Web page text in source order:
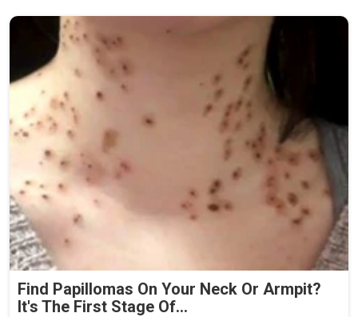
Find Papillomas On Your Neck Or Armpit?
It's The First Stage Of...